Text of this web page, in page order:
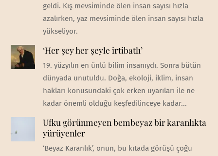
geldi. Kış mevsiminde ölen insan sayısı hızla
azalırken, yaz mevsiminde ölen insan sayısı hızla
yükseliyor.
‘Her şey her şeyle irtibatlı’
19. yüzyılın en ünlü bilim insanıydı. Sonra bütün
dünyada unutuldu. Doğa, ekoloji, iklim, insan
hakları konusundaki çok erken uyarıları ile ne
kadar önemli olduğu keşfedilinceye kadar...
Ufku görünmeyen bembeyaz bir karanlıkta
yürüyenler
‘Beyaz Karanlık’, onun, bu kıtada görüşü çoğu